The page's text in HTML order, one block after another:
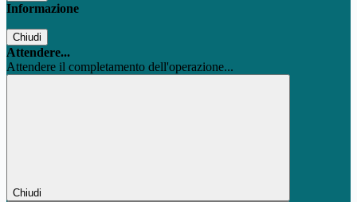
Informazione
Chiudi
Attendere...
Attendere il completamento dell'operazione...
Chiudi